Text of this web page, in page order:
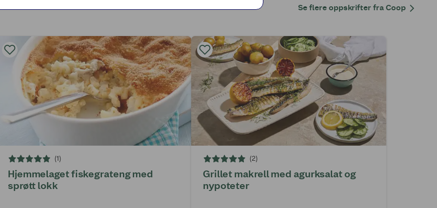
Se flere oppskrifter fra Coop
(1)
Hjemmelaget fiskegrateng med
sprøtt lokk
(2)
Grillet makrell med agurksalat og
nypoteter